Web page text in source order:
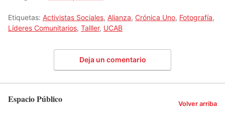
Etiquetas: Activistas Sociales, Alianza, Crónica Uno, Fotografía,
Líderes Comunitarios, Talller, UCAB
Deja un comentario
Espacio Público Volver arriba